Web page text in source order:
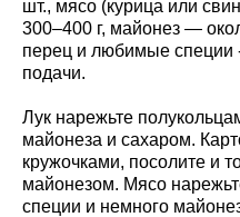
шт., мясо (курица или
300–400 г, майонез —
перец и любимые специи -
подачи.
Лук нарежьте
майонеза и сахаром.
кружочками, посолите и
майонезом. Мясо
специи и немного